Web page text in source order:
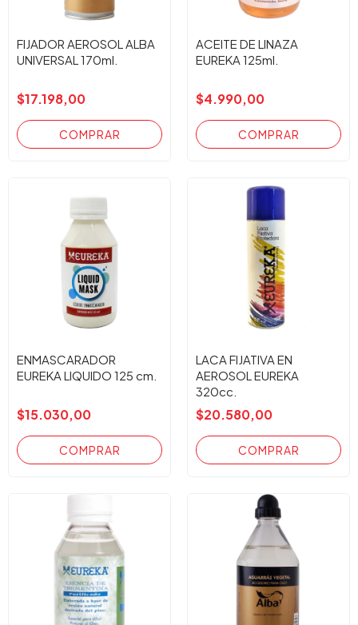
FIJADOR AEROSOL ALBA
UNIVERSAL 170ml.
$17.198,00
ACEITE DE LINAZA
EUREKA 125ml.
$4.990,00
ENMASCARADOR
EUREKA LIQUIDO 125 cm.
$15.030,00
LACA FIJATIVA EN
AEROSOL EUREKA
320cc.
$20.580,00